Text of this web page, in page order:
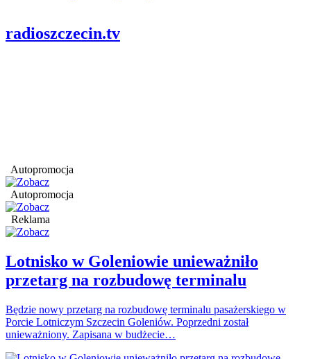
radioszczecin.tv
Autopromocja
Autopromocja
Reklama
Lotnisko w Goleniowie unieważniło
przetarg na rozbudowę terminalu
Będzie nowy przetarg na rozbudowę terminalu pasażerskiego w
Porcie Lotniczym Szczecin Goleniów. Poprzedni został
unieważniony. Zapisana w budżecie…